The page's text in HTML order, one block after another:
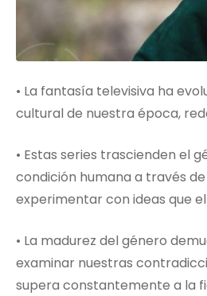
• La fantasía televisiva ha
cultural de nuestra época,
• Estas series trascienden el
condición humana a través
experimentar con ideas que
• La madurez del género
examinar nuestras
supera constantemente a la